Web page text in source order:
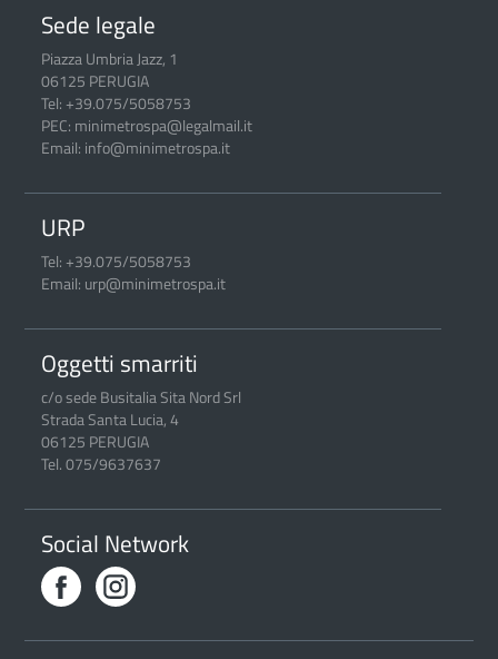
Sede legale
Piazza Umbria Jazz, 1
06125 PERUGIA
Tel: +39.075/5058753
PEC: minimetrospa@legalmail.it
Email: info@minimetrospa.it
URP
Tel: +39.075/5058753
Email: urp@minimetrospa.it
Oggetti smarriti
c/o sede Busitalia Sita Nord Srl
Strada Santa Lucia, 4
06125 PERUGIA
Tel. 075/9637637
Social Network